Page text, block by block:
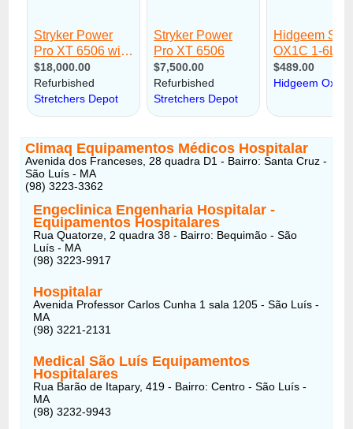
Climaq Equipamentos Médicos Hospitalar
Avenida dos Franceses, 28 quadra D1 - Bairro: Santa Cruz -
São Luís - MA
(98) 3223-3362
Engeclinica Engenharia Hospitalar -
Equipamentos Hospitalares
Rua Quatorze, 2 quadra 38 - Bairro: Bequimão - São
Luís - MA
(98) 3223-9917
Hospitalar
Avenida Professor Carlos Cunha 1 sala 1205 - São Luís -
MA
(98) 3221-2131
Medical São Luís Equipamentos
Hospitalares
Rua Barão de Itapary, 419 - Bairro: Centro - São Luís -
MA
(98) 3232-9943